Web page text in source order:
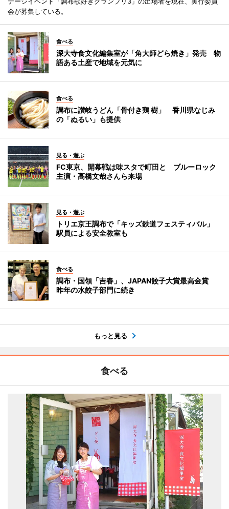
会が募集している。
食べる
深大寺食文化編集室が「角大師どら焼き」発売 物
語ある土産で地域を元気に
食べる
調布に讃岐うどん「骨付き鶏 樹」 香川県なじみ
の「ぬるい」も提供
見る・遊ぶ
FC東京、開幕戦は味スタで町田と ブルーロック
主演・高橋文哉さんら来場
見る・遊ぶ
トリエ京王調布で「キッズ鉄道フェスティバル」
駅員による安全教室も
食べる
調布・国領「吉春」、JAPAN餃子大賞最高金賞
昨年の水餃子部門に続き
もっと見る
食べる